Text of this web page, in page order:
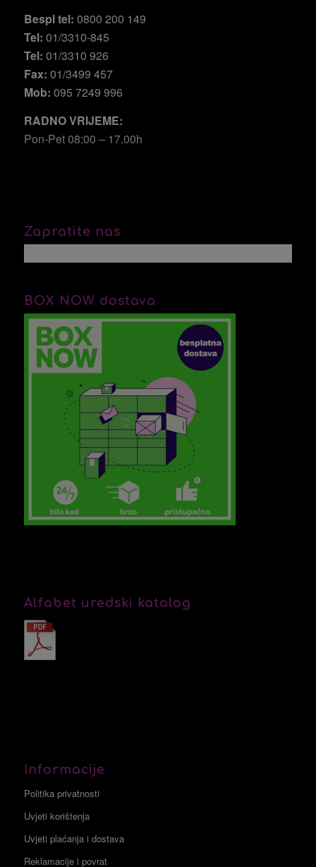
Bespl tel: 0800 200 149
Tel: 01/3310-845
Tel: 01/3310 926
Fax: 01/3499 457
Mob: 095 7249 996
RADNO VRIJEME:
Pon-Pet 08:00 – 17.00h
Zapratite nas
BOX NOW dostava
Alfabet uredski katalog
Informacije
Politika privatnosti
Uvjeti korištenja
Uvjeti plaćanja i dostava
Reklamacije i povrat